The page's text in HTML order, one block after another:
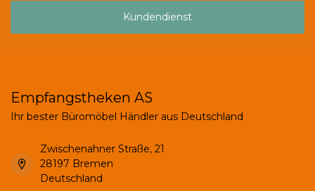
Kundendienst
Empfangstheken AS
Ihr bester Büromöbel Händler aus Deutschland
Zwischenahner Straße, 21
28197 Bremen
Deutschland